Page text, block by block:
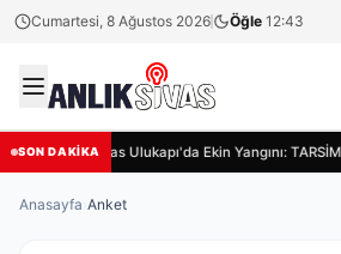
Cumartesi, 8 Ağustos 2026 Öğle 12:43
SON DAKİKASivas Ulukapı'da Ekin Yangını:
Anasayfa Anket